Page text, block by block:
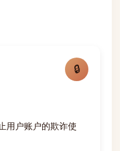
用户账户的欺诈使